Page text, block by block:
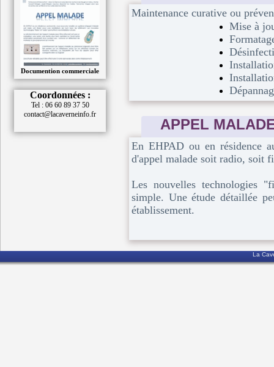
Documention commerciale
Coordonnées :
Tel : 06 60 89 37 50
contact@lacaverneinfo.fr
Maintenance curative ou
Mise à
APPEL
En EHPAD ou en résidence
d'appel malade soit radio, soit
Les nouvelles technologies
simple. Une étude détaillée
établissement.
La